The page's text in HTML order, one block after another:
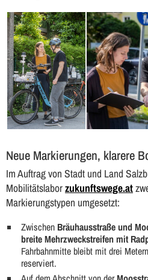
Neue Markierungen, klarere
Im Auftrag von Stadt und Land
Mobilitätslaborzukunftswege.at
Markierungstypen umgesetzt:
Zwischen Bräuhausstraße und
breite Mehrzweckstreifen mit
Fahrbahnmitte bleibt mit drei
reserviert.